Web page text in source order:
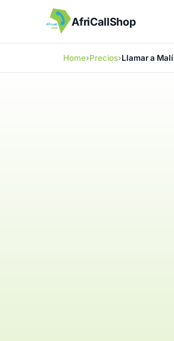
AfriCallShop
Home Precios Llamar a Malí